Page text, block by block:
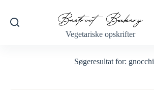
Vegetariske opskrifter
Søgeresultat for: gnocchi